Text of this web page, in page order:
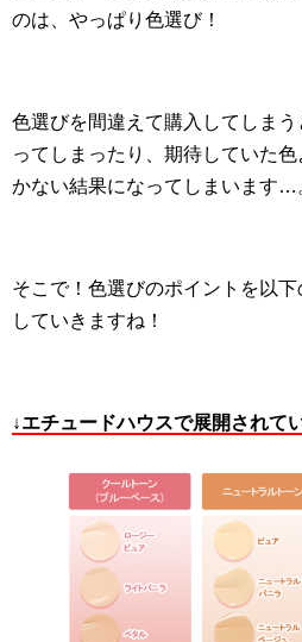
のは、やっぱり色選び！
色選びを間違えて購入してしま
ってしまったり、期待していた
かない結果になってしまいます…
そこで！色選びのポイントを以
していきますね！
↓エチュードハウスで展開されて